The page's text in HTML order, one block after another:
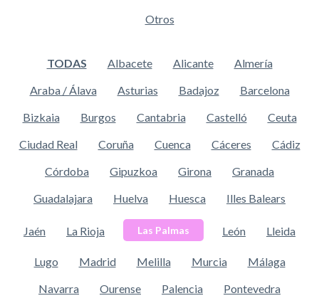
Otros
TODAS Albacete Alicante
Almería
Araba / Álava
Asturias Badajoz
Barcelona
Bizkaia
Burgos Cantabria Castelló
Ceuta
Ciudad Real
Coruña Cuenca Cáceres
Cádiz
Córdoba
Gipuzkoa Girona
Granada
Guadalajara
Huelva Huesca Illes Balears
Jaén La Rioja Las Palmas León Lleida
Lugo Madrid Melilla Murcia
Málaga
Navarra
Ourense Palencia
Pontevedra